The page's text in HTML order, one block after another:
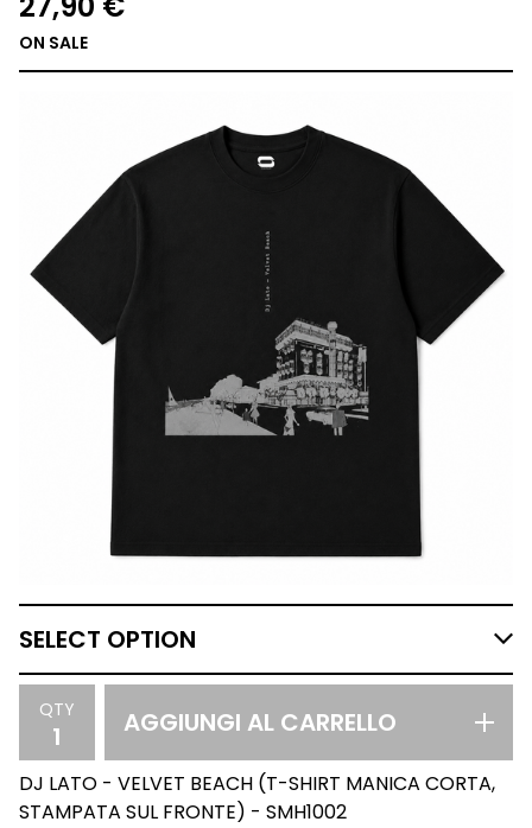
ON SALE
QTY AGGIUNGI AL CARRELLO
DJ LATO - VELVET BEACH (T-SHIRT MANICA CORTA,
STAMPATA SUL FRONTE) - SMH1002